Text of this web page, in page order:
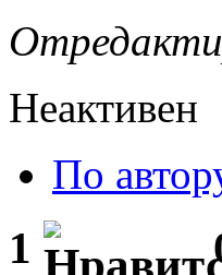
Неактивен
По
1